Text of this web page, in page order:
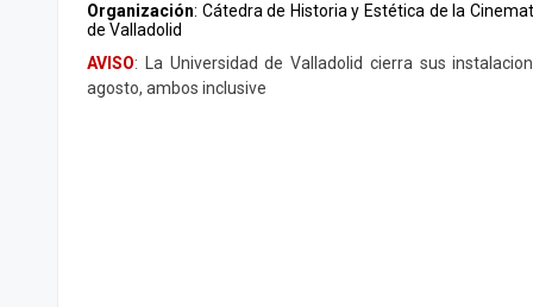
Organización: Cátedra de Historia y Estética de la
de Valladolid
AVISO: La Universidad de Valladolid cierra sus
agosto, ambos inclusive